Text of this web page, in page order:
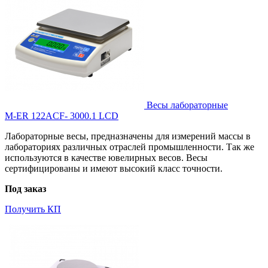
Весы лабораторные
M-ER 122ACF- 3000.1 LCD
Лабораторные весы, предназначены для измерений массы в
лабораториях различных отраслей промышленности. Так же
используются в качестве ювелирных весов. Весы
сертифицированы и имеют высокий класс точности.
Под заказ
Получить КП